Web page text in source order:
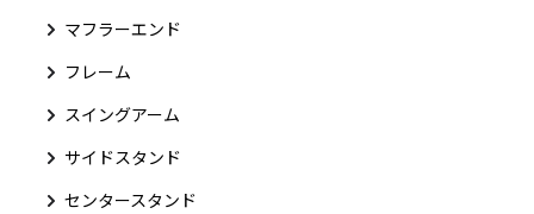
マフラーエンド
フレーム
スイングアーム
サイドスタンド
センタースタンド